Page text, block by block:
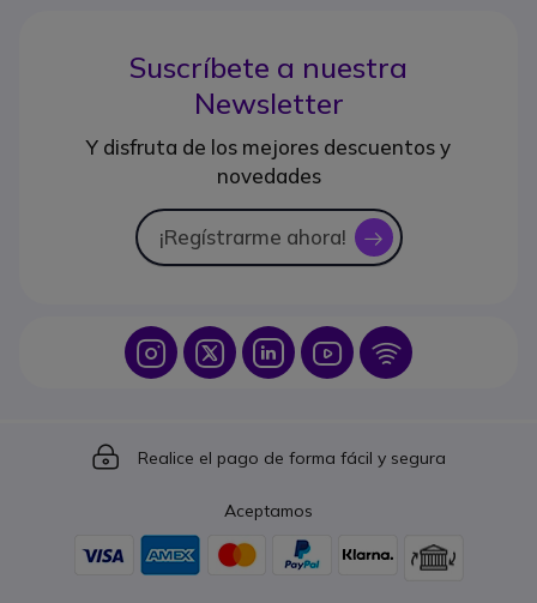
Suscríbete a nuestra
Newsletter
Y disfruta de los mejores descuentos y
novedades
¡Regístrarme ahora! icon
Icon IconIcon Icon Icon
Icon
Realice el pago de forma fácil y segura
Aceptamos